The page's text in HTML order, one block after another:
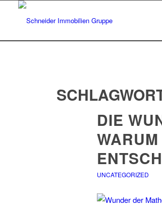
DIE
UNCATEGORIZED